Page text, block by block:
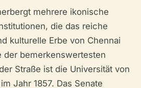
mehrere ikonische
die das reiche
kulturelle Erbe von Chennai
der bemerkenswertesten
Straße ist die Universität von
Jahr 1857. Das Senate